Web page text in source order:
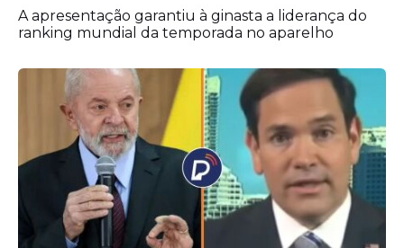
A apresentação garantiu à ginasta a liderança do
ranking mundial da temporada no aparelho